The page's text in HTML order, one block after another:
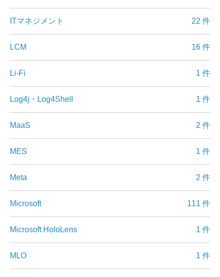
ITマネジメント 22 件
LCM 16 件
Li-Fi 1 件
Log4j・Log4Shell 1 件
MaaS 2 件
MES 1 件
Meta 2 件
Microsoft 111 件
Microsoft HoloLens 1 件
MLO 1 件